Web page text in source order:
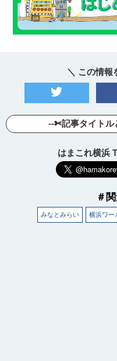
＼ この情報
--✄記事タイト
はまこれ横浜
＃
みなとみらい 横浜ワー